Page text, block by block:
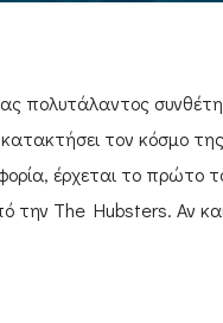
πολυτάλαντος
κατακτήσει τον κόσμο
έρχεται το πρώτο
την Τhe Hubsters. Αν